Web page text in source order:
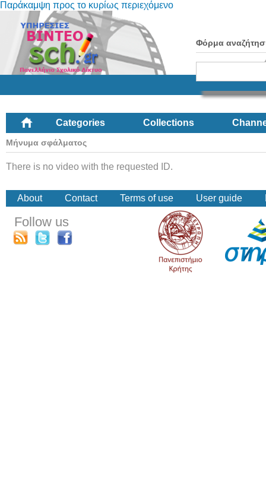
Παράκαμψη προς το κυρίως περιεχόμενο
Φόρμα
Categories Collections
Μήνυμα σφάλματος
There is no video with the requested ID.
About Contact Terms of use User guide
Follow us